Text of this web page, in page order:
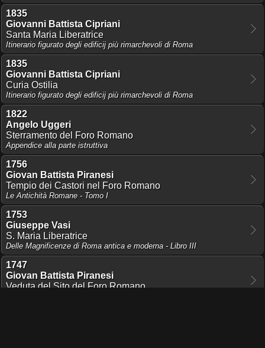
1835
Giovanni Battista Cipriani
Santa Maria Liberatrice
Itinerario figurato degli edificij più rimarchevoli di Roma
1835
Giovanni Battista Cipriani
Curia Ostilia
Itinerario figurato degli edificij più rimarchevoli di Roma
1822
Angelo Uggeri
Sterramento del Foro Romano
Appendice alla parte istruttiva
1756
Giovan Battista Piranesi
Tempio dei Castori nel Foro Romano
Le Antichità Romane - Tomo I
1753
Giuseppe Vasi
S. Maria Liberatrice
Delle Magnificenze di Roma antica e moderna - Libro III
1747
Giovan Battista Piranesi
Veduta del Sito del Foro Romano